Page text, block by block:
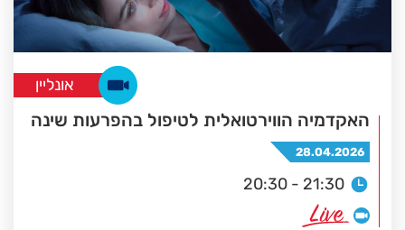
אונליין
האקדמיה הווירטואלית לטיפול בהפרעות שינה
28.04.2026
20:30 - 21:30